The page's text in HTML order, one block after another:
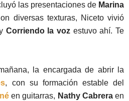
las presentaciones de Marina
diversas texturas, Niceto vivió
Corriendo la voz estuvo ahí. Te
la encargada de abrir la
, con su formación estable del
en guitarras, Nathy Cabreraen